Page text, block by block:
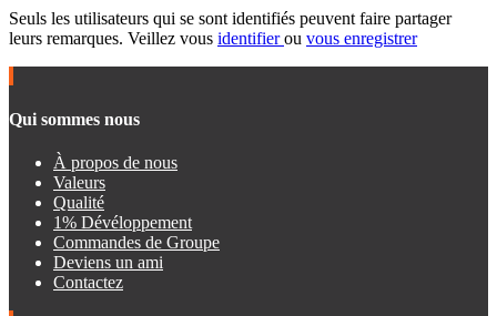
Seuls les utilisateurs qui se sont identifiés peuvent faire partager
leurs remarques. Veillez vous identifierou vous enregistrer
Qui sommes nous
À propos de nous
Valeurs
Qualité
1% Dévéloppement
Commandes de Groupe
Deviens un ami
Contactez